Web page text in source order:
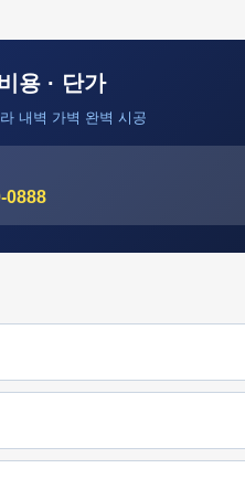
용 · 단가
내벽 가벽 완벽 시공
0888